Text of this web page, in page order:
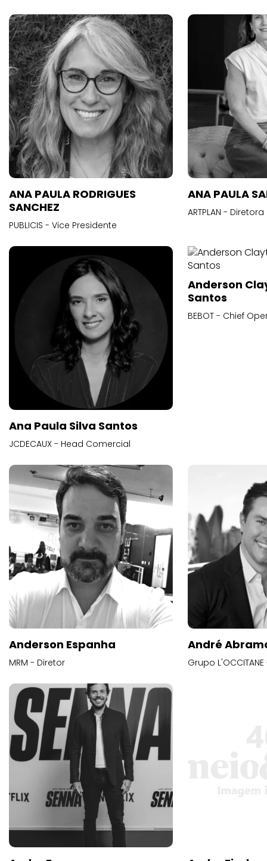
ANA PAULA RODRIGUES
SANCHEZ
PUBLICIS - Vice Presidente
ANA PAULA
ARTPLAN -
Ana Paula Silva Santos
JCDECAUX - Head Comercial
Anderson
Santos
BEBOT - Chief
Anderson Espanha
MRM - Diretor
André
Grupo